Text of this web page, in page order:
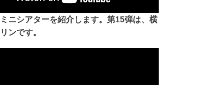
ニシアターを紹介します。第15弾は、横
ンです。